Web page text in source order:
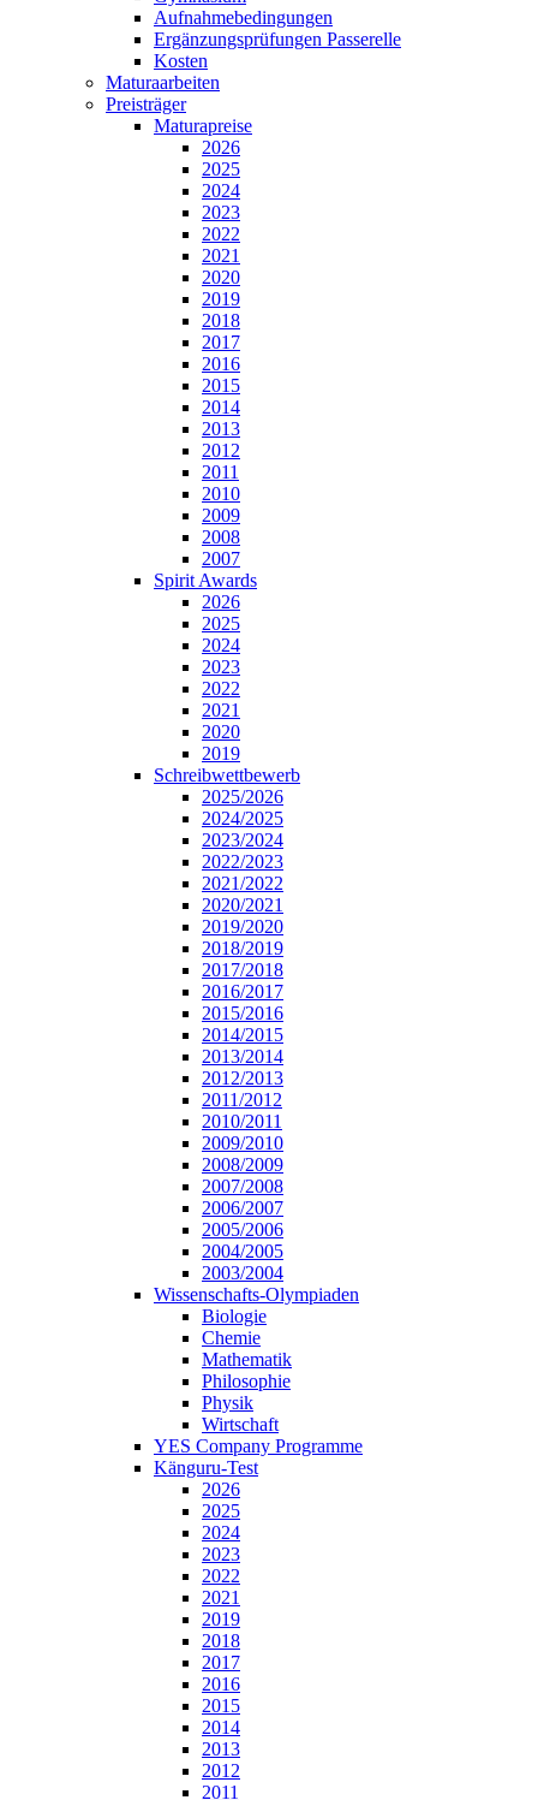
Aufnahmebedingungen
Ergänzungsprüfungen Passerelle
Kosten
Maturaarbeiten
Preisträger
Maturapreise
2026
2025
2024
2023
2022
2021
2020
2019
2018
2017
2016
2015
2014
2013
2012
2011
2010
2009
2008
2007
Spirit Awards
2026
2025
2024
2023
2022
2021
2020
2019
Schreibwettbewerb
2025/2026
2024/2025
2023/2024
2022/2023
2021/2022
2020/2021
2019/2020
2018/2019
2017/2018
2016/2017
2015/2016
2014/2015
2013/2014
2012/2013
2011/2012
2010/2011
2009/2010
2008/2009
2007/2008
2006/2007
2005/2006
2004/2005
2003/2004
Wissenschafts-Olympiaden
Biologie
Chemie
Mathematik
Philosophie
Physik
Wirtschaft
YES Company Programme
Känguru-Test
2026
2025
2024
2023
2022
2021
2019
2018
2017
2016
2015
2014
2013
2012
2011